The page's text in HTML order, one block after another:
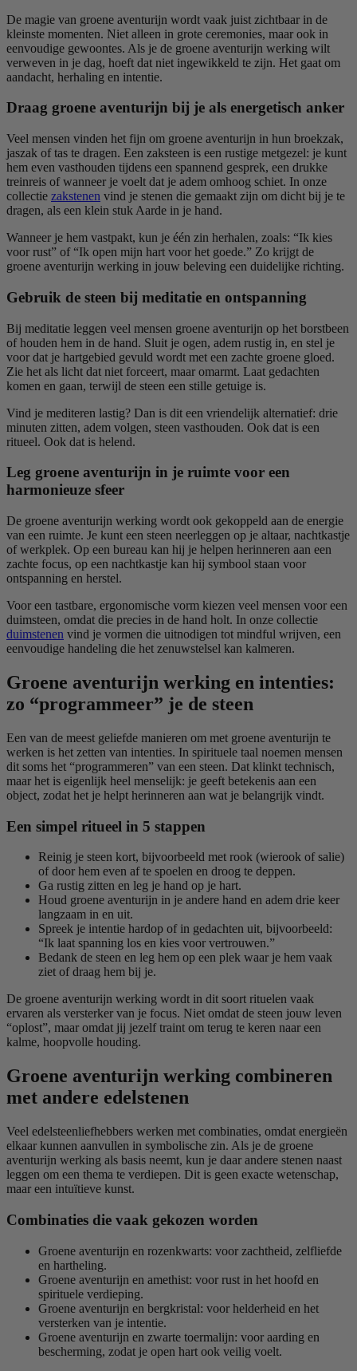
De magie van groene aventurijn wordt vaak juist zichtbaar in de
kleinste momenten. Niet alleen in grote ceremonies, maar ook in
eenvoudige gewoontes. Als je de groene aventurijn werking wilt
verweven in je dag, hoeft dat niet ingewikkeld te zijn. Het gaat om
aandacht, herhaling en intentie.
Draag groene aventurijn bij je als energetisch anker
Veel mensen vinden het fijn om groene aventurijn in hun broekzak,
jaszak of tas te dragen. Een zaksteen is een rustige metgezel: je kunt
hem even vasthouden tijdens een spannend gesprek, een drukke
treinreis of wanneer je voelt dat je adem omhoog schiet. In onze
collectie zakstenen vind je stenen die gemaakt zijn om dicht bij je te
dragen, als een klein stuk Aarde in je hand.
Wanneer je hem vastpakt, kun je één zin herhalen, zoals: “Ik kies
voor rust” of “Ik open mijn hart voor het goede.” Zo krijgt de
groene aventurijn werking in jouw beleving een duidelijke richting.
Gebruik de steen bij meditatie en ontspanning
Bij meditatie leggen veel mensen groene aventurijn op het borstbeen
of houden hem in de hand. Sluit je ogen, adem rustig in, en stel je
voor dat je hartgebied gevuld wordt met een zachte groene gloed.
Zie het als licht dat niet forceert, maar omarmt. Laat gedachten
komen en gaan, terwijl de steen een stille getuige is.
Vind je mediteren lastig? Dan is dit een vriendelijk alternatief: drie
minuten zitten, adem volgen, steen vasthouden. Ook dat is een
ritueel. Ook dat is helend.
Leg groene aventurijn in je ruimte voor een
harmonieuze sfeer
De groene aventurijn werking wordt ook gekoppeld aan de energie
van een ruimte. Je kunt een steen neerleggen op je altaar, nachtkastje
of werkplek. Op een bureau kan hij je helpen herinneren aan een
zachte focus, op een nachtkastje kan hij symbool staan voor
ontspanning en herstel.
Voor een tastbare, ergonomische vorm kiezen veel mensen voor een
duimsteen, omdat die precies in de hand holt. In onze collectie
duimstenen vind je vormen die uitnodigen tot mindful wrijven, een
eenvoudige handeling die het zenuwstelsel kan kalmeren.
Groene aventurijn werking en intenties:
zo “programmeer” je de steen
Een van de meest geliefde manieren om met groene aventurijn te
werken is het zetten van intenties. In spirituele taal noemen mensen
dit soms het “programmeren” van een steen. Dat klinkt technisch,
maar het is eigenlijk heel menselijk: je geeft betekenis aan een
object, zodat het je helpt herinneren aan wat je belangrijk vindt.
Een simpel ritueel in 5 stappen
Reinig je steen kort, bijvoorbeeld met rook (wierook of salie)
of door hem even af te spoelen en droog te deppen.
Ga rustig zitten en leg je hand op je hart.
Houd groene aventurijn in je andere hand en adem drie keer
langzaam in en uit.
Spreek je intentie hardop of in gedachten uit, bijvoorbeeld:
“Ik laat spanning los en kies voor vertrouwen.”
Bedank de steen en leg hem op een plek waar je hem vaak
ziet of draag hem bij je.
De groene aventurijn werking wordt in dit soort rituelen vaak
ervaren als versterker van je focus. Niet omdat de steen jouw leven
“oplost”, maar omdat jij jezelf traint om terug te keren naar een
kalme, hoopvolle houding.
Groene aventurijn werking combineren
met andere edelstenen
Veel edelsteenliefhebbers werken met combinaties, omdat energieën
elkaar kunnen aanvullen in symbolische zin. Als je de groene
aventurijn werking als basis neemt, kun je daar andere stenen naast
leggen om een thema te verdiepen. Dit is geen exacte wetenschap,
maar een intuïtieve kunst.
Combinaties die vaak gekozen worden
Groene aventurijn en rozenkwarts: voor zachtheid, zelfliefde
en hartheling.
Groene aventurijn en amethist: voor rust in het hoofd en
spirituele verdieping.
Groene aventurijn en bergkristal: voor helderheid en het
versterken van je intentie.
Groene aventurijn en zwarte toermalijn: voor aarding en
bescherming, zodat je open hart ook veilig voelt.